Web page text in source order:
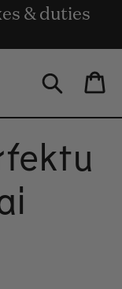
par
& duties
with
Bag